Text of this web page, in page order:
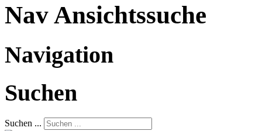
Nav Ansichtssuche
Navigation
Suchen
Suchen ...